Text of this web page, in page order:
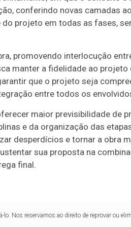
conferindo novas camadas
projeto em todas as fases,
promovendo interlocução
manter a fidelidade ao
que o projeto seja
entre todos os
maior previsibilidade de
e da organização das
desperdícios e tornar a obra
sua proposta na
final.
Nos reservamos ao direito de reprovar ou
94 95